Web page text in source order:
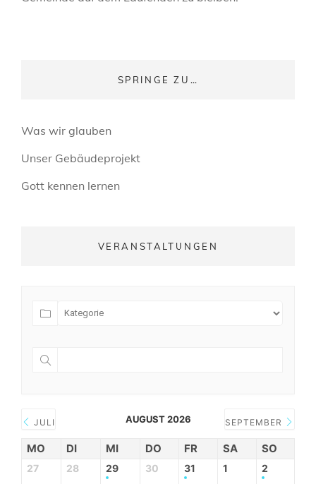
SPRINGE ZU…
Was wir glauben
Unser Gebäudeprojekt
Gott kennen lernen
VERANSTALTUNGEN
JULI AUGUST 2026 SEPTEMBER
MO DI MI DO FR SA SO
27 28 29 30 31 1 2